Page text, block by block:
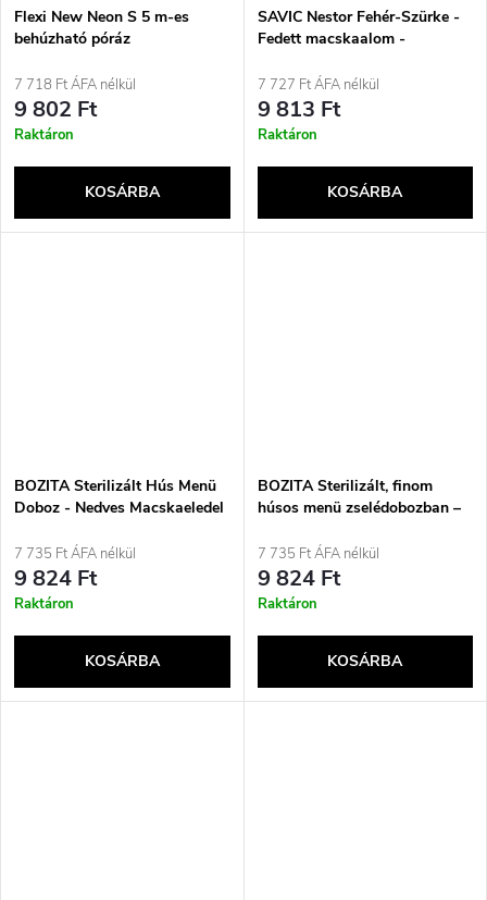
Flexi New Neon S 5 m-es
behúzható póráz
7 718 Ft ÁFA nélkül
9 802 Ft
Raktáron
KOSÁRBA
SAVIC Nestor Fehér-Szürke -
Fedett macskaalom -
7 727 Ft ÁFA nélkül
9 813 Ft
Raktáron
KOSÁRBA
BOZITA Sterilizált Hús Menü
Doboz - Nedves Macskaeledel
7 735 Ft ÁFA nélkül
9 824 Ft
Raktáron
KOSÁRBA
BOZITA Sterilizált, finom
húsos menü zselédobozban –
7 735 Ft ÁFA nélkül
9 824 Ft
Raktáron
KOSÁRBA